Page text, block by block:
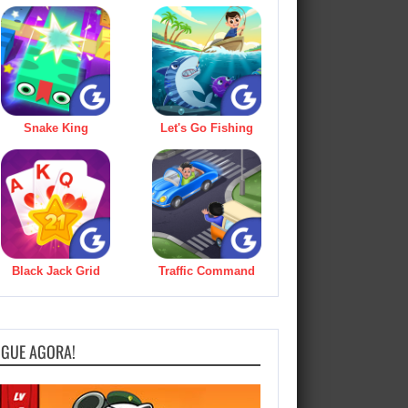
Snake King Let's Go Fishing
Black Jack Grid Traffic Command
AGORA!